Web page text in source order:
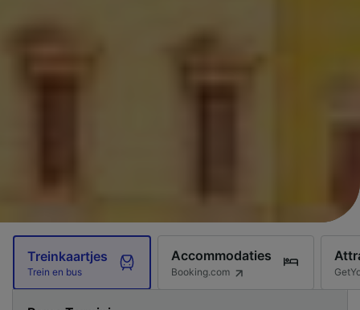
Treinkaartjes
Trein en bus
Accommodaties
Booking.com